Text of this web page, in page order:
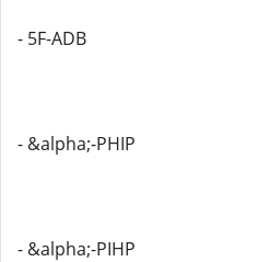
- 5F-ADB
- &alpha;-PHIP
- &alpha;-PIHP